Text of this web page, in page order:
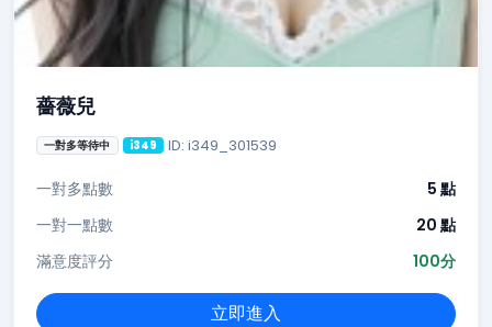
薔薇兒
一對多等待中 i349 ID: i349_301539
一對多點數
5 點
一對一點數
20 點
滿意度評分
100分
立即進入